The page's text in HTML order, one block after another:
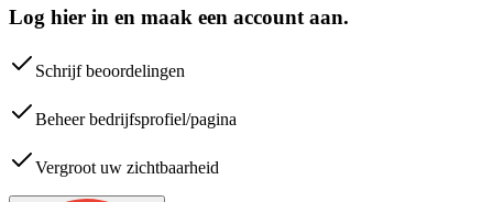
Log hier in en maak een account aan.
Schrijf beoordelingen
Beheer bedrijfsprofiel/pagina
Vergroot uw zichtbaarheid